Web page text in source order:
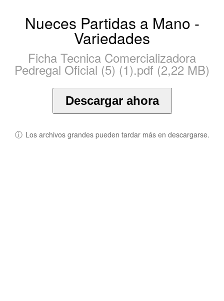
Nueces Partidas a Mano -
Variedades
Ficha Tecnica Comercializadora
Pedregal Oficial (5) (1).pdf (2,22 MB)
Descargar ahora
ⓘ Los archivos grandes pueden tardar más en descargarse.